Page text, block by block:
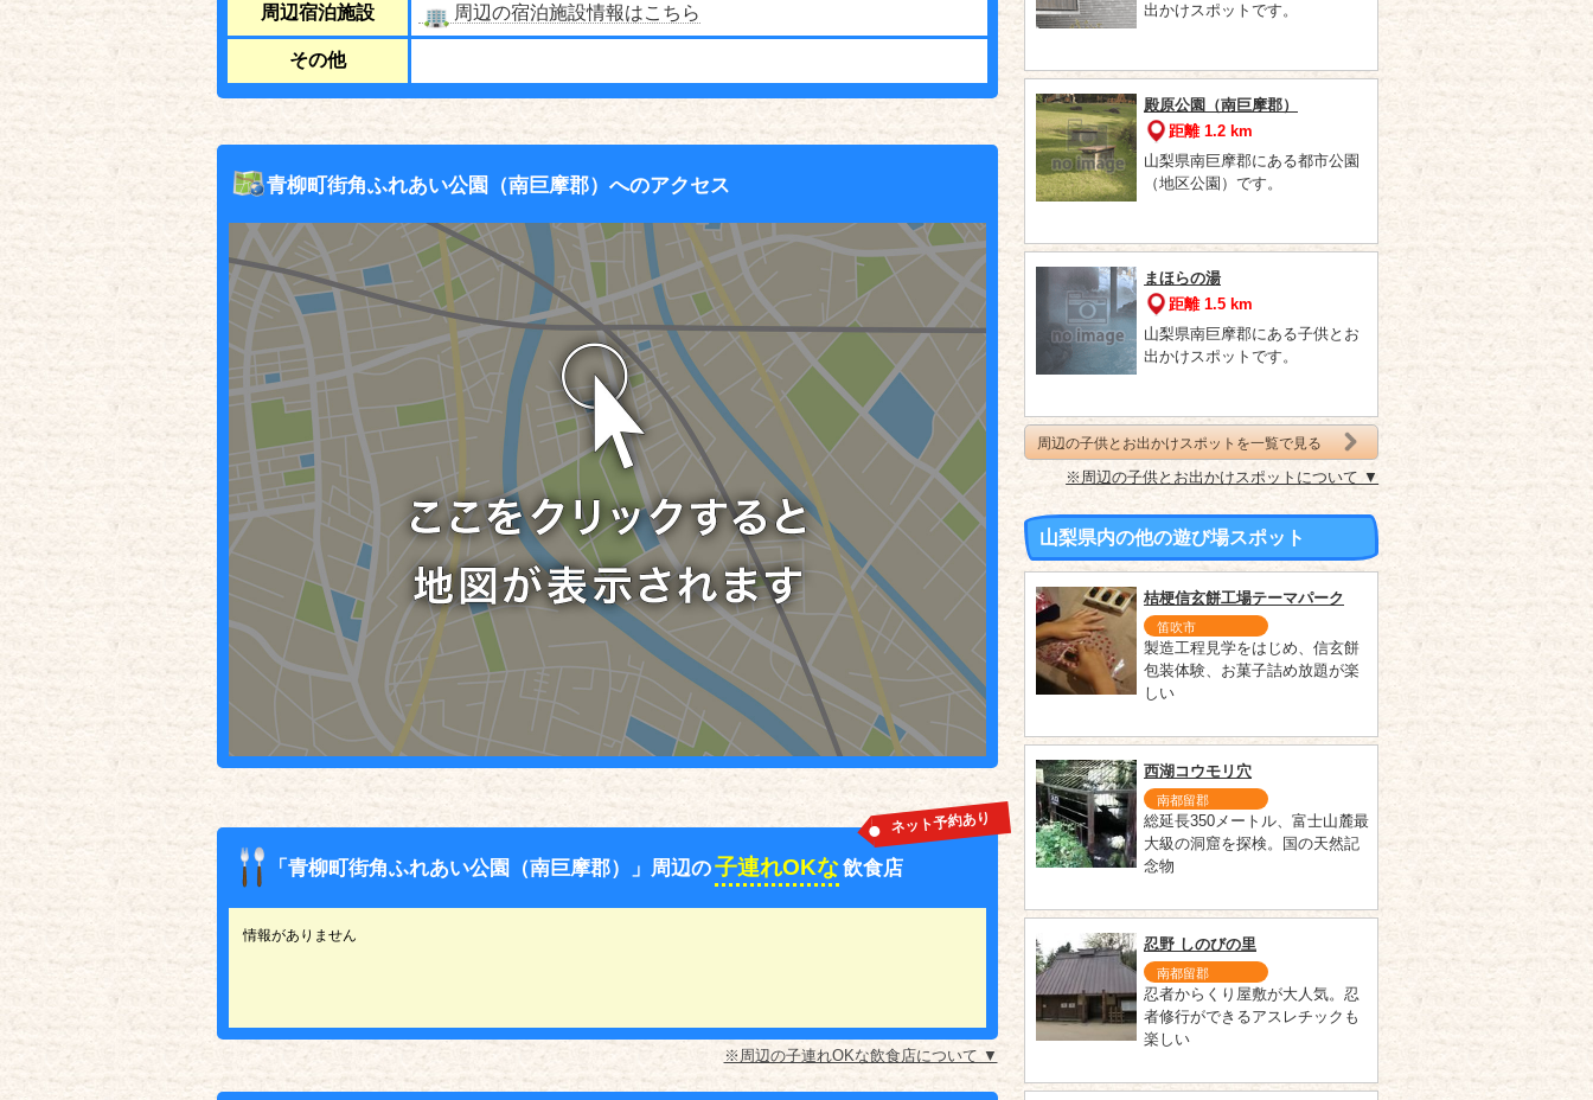
周辺宿泊施設 周辺の宿泊施設情報はこちら
その他
青柳町街角ふれあい公園（南巨摩郡）へのアクセス
「青柳町街角ふれあい公園（南巨摩郡）」周辺の子連れOKな飲食店
ネット予約あり
情報がありません
※周辺の子連れOKな飲食店について ▼
出かけスポットです。
殿原公園（南巨摩郡）
距離 1.2 km
山梨県南巨摩郡にある都市公園
（地区公園）です。
まほらの湯
距離 1.5 km
山梨県南巨摩郡にある子供とお
出かけスポットです。
周辺の子供とお出かけスポットを一覧で見る
※周辺の子供とお出かけスポットについて ▼
山梨県内の他の遊び場スポット
桔梗信玄餅工場テーマパーク
笛吹市
製造工程見学をはじめ、信玄餅
包装体験、お菓子詰め放題が楽
しい
西湖コウモリ穴
南都留郡
総延長350メートル、富士山麓最
大級の洞窟を探検。国の天然記
念物
忍野 しのびの里
南都留郡
忍者からくり屋敷が大人気。忍
者修行ができるアスレチックも
楽しい